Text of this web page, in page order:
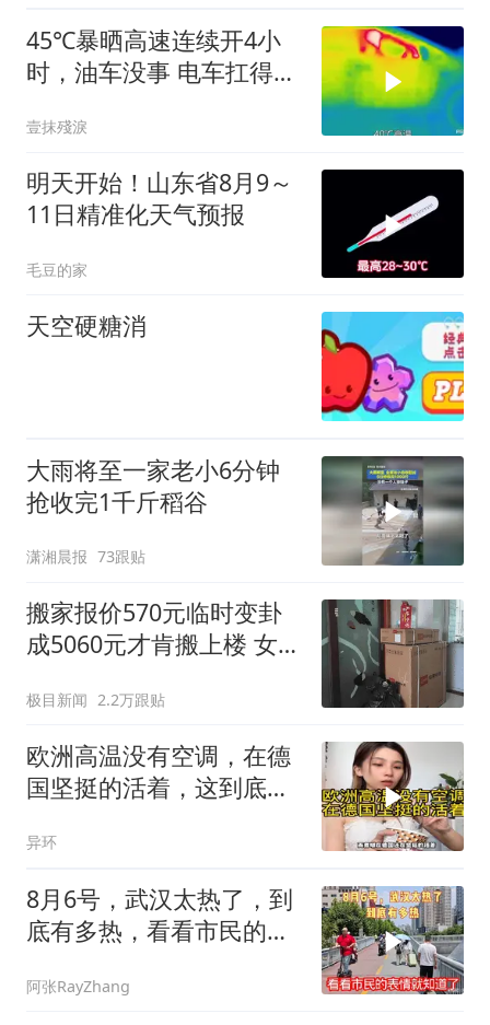
45℃暴晒高速连续开4小
时，油车没事 电车扛得住
壹抹殘淚
明天开始！山东省8月9～
11日精准化天气预报
毛豆的家
天空硬糖消
大雨将至一家老小6分钟
抢收完1千斤稻谷
潇湘晨报 73跟贴
搬家报价570元临时变卦
成5060元才肯搬上楼 女子
极目新闻 2.2万跟贴
欧洲高温没有空调，在德
国坚挺的活着，这到底是
异环
8月6号，武汉太热了，到
底有多热，看看市民的表
阿张RayZhang